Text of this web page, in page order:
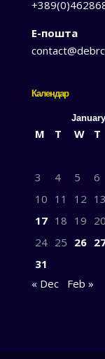
Е-пошта
Календар
M T W T
3
4 5 6
10 11 12 13
17 18 19 20
24 25 26
31
« Dec
Feb »